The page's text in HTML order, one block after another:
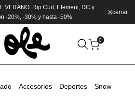
VERANO: Rip Curl, Element, DC y
-20%, -30% y hasta -50%
Envío
cerrar
0
Accesorios Deportes Snow